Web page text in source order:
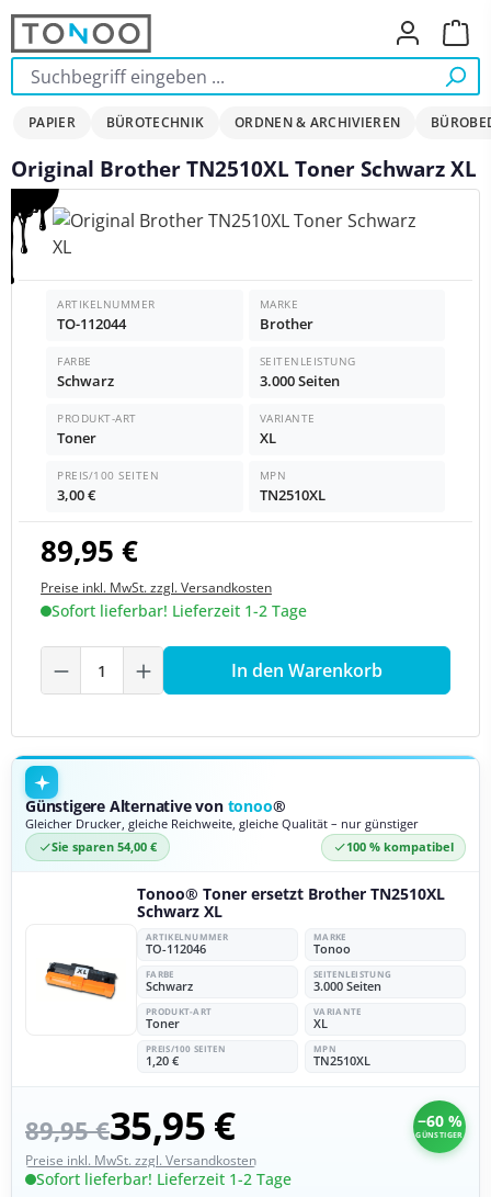
Zum Hauptinhalt springen
PAPIER BÜROTECHNIK ORDNEN & ARCHIVIEREN
Original Brother TN2510XL Toner Schwarz XL
Bildergalerie überspringen
ARTIKELNUMMER
TO-112044
MARKE
Brother
FARBE
Schwarz
SEITENLEISTUNG
3.000 Seiten
PRODUKT-ART
Toner
VARIANTE
XL
PREIS/100 SEITEN
3,00 €
MPN
TN2510XL
89,95 €
Preise inkl. MwSt. zzgl. Versandkosten
Sofort lieferbar! Lieferzeit 1-2 Tage
Produkt Anzahl: Gib den
In den Warenkorb
Günstigere Alternative von tonoo®
Gleicher Drucker, gleiche Reichweite, gleiche Qualität – nur günstiger
Sie sparen 54,00 € 100 % kompatibel
Tonoo® Toner ersetzt Brother TN2510XL
Schwarz XL
ARTIKELNUMMER
TO-112046
MARKE
Tonoo
FARBE
Schwarz
SEITENLEISTUNG
3.000 Seiten
PRODUKT-ART
Toner
VARIANTE
XL
PREIS/100 SEITEN
1,20 €
MPN
TN2510XL
89,95 €35,95 € −60 %
GÜNSTIGER
Preise inkl. MwSt. zzgl. Versandkosten
Sofort lieferbar! Lieferzeit 1-2 Tage